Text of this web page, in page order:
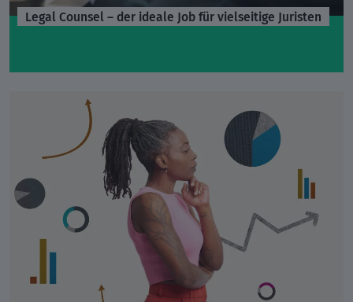
Legal Counsel – der ideale Job für vielseitige Juristen